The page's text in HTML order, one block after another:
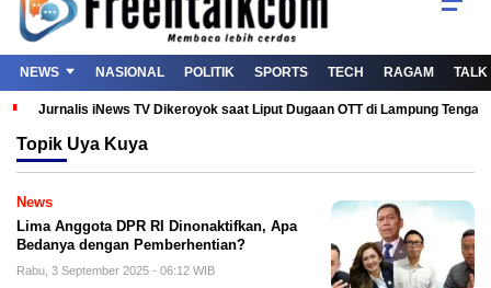
NEWS NASIONAL POLITIK SPORTS TECH RAGAM TALK
Jurnalis iNews TV Dikeroyok saat Liput Dugaan OTT di Lampung
Topik Uya Kuya
News
Lima Anggota DPR RI Dinonaktifkan, Apa
Bedanya dengan Pemberhentian?
Rabu, 3 September 2025 - 06:12 WIB